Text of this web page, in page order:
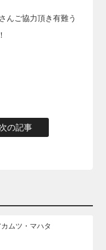
んご協力頂き有難う
次の記事
ムツ・マハタ